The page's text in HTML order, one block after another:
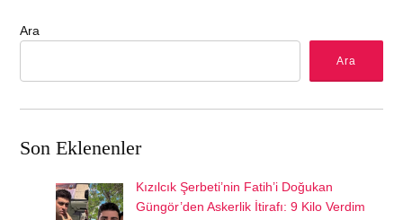
Ara
Ara
Son Eklenenler
Kızılcık Şerbeti’nin Fatih’i Doğukan
Güngör’den Askerlik İtirafı: 9 Kilo Verdim